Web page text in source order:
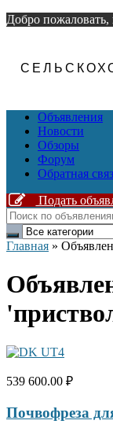
Добро пожаловать,
Объявления
Новости
Обзоры
Форум
Обратная
Подать
Главная »
539 600.00 ₽
Почвофреза